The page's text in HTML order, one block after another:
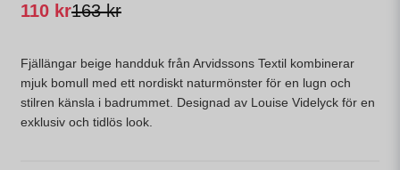
163 kr
110 kr
Fjällängar beige handduk från Arvidssons Textil kombinerar
mjuk bomull med ett nordiskt naturmönster för en lugn och
stilren känsla i badrummet. Designad av Louise Videlyck för en
exklusiv och tidlös look.